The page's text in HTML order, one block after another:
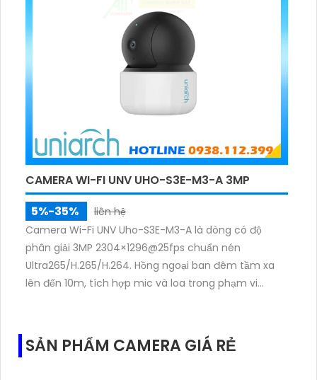
CAMERA WI-FI UNV UHO-S3E-M3-A 3MP
5%-35%
liên hệ
Camera Wi-Fi UNV Uho-S3E-M3-A là dòng có độ
phân giải 3MP 2304×1296@25fps chuẩn nén
Ultra265/H.265/H.264. Hồng ngoại ban đêm tầm xa
lên đến 10m, tích hợp mic và loa trong phạm vi
SẢN PHẨM CAMERA GIÁ RẺ